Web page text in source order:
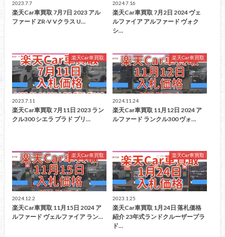
2023.7.7
楽天Car車買取 7月7日 2023 アル
ファード ZR-V Vクラス U…
2024.7.16
楽天Car車買取 7月2日 2024 ヴェ
ルファイア アルファード ヴォク
シ…
楽天Car車買取
2023.7.11
楽天Car車買取 7月11日 2023 ラン
クル300 シエラ プラド プリ…
楽天Car車買取
2024.11.24
楽天Car車買取 11月12日 2024 ア
ルファード ランクル300 ヴォ…
楽天Car車買取
2024.12.2
楽天Car車買取 11月15日 2024 ア
ルファード ヴェルファイア ラン…
楽天Car車買取
2023.1.25
楽天Car車買取 1月24日 落札価格
紹介 23年式ランドクルーザープラ
ド…